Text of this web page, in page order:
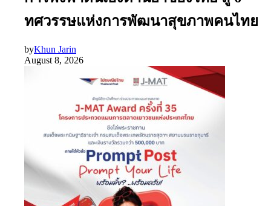
ทศวรรษแห่งการพัฒนาสุขภาพคนไทย
byKhun Jarin
August 8, 2026